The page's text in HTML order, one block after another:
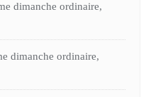
dimanche ordinaire,
dimanche ordinaire,